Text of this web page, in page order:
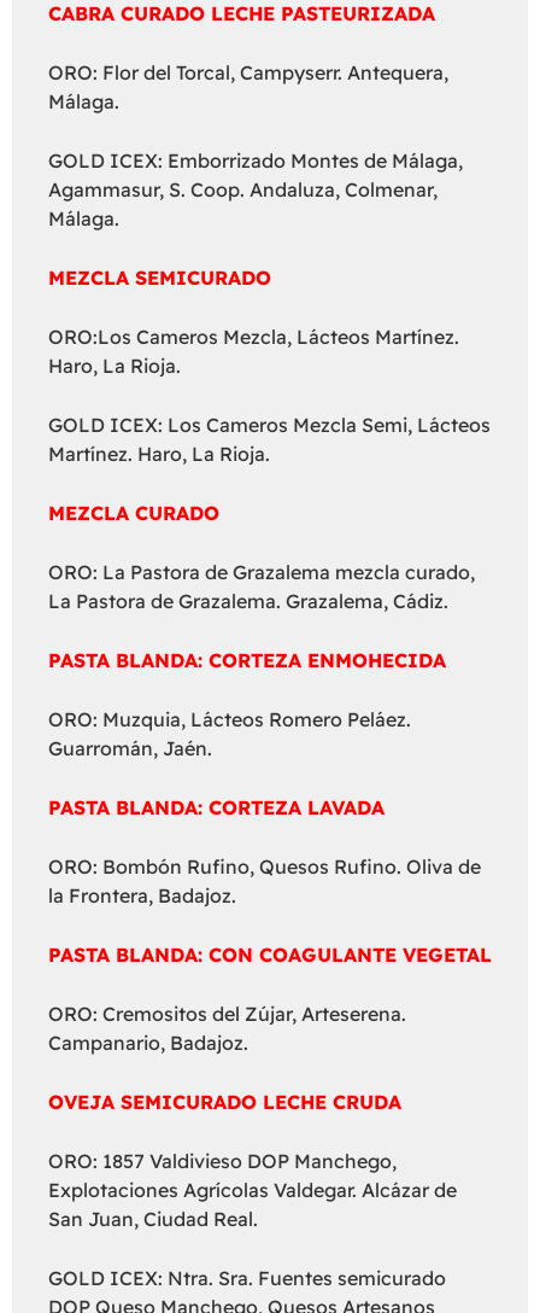
CABRA CURADO LECHE PASTEURIZADA
ORO: Flor del Torcal, Campyserr. Antequera,
Málaga.
GOLD ICEX: Emborrizado Montes de Málaga,
Agammasur, S. Coop. Andaluza, Colmenar,
Málaga.
MEZCLA SEMICURADO
ORO:Los Cameros Mezcla, Lácteos Martínez.
Haro, La Rioja.
GOLD ICEX: Los Cameros Mezcla Semi, Lácteos
Martínez. Haro, La Rioja.
MEZCLA CURADO
ORO: La Pastora de Grazalema mezcla curado,
La Pastora de Grazalema. Grazalema, Cádiz.
PASTA BLANDA: CORTEZA ENMOHECIDA
ORO: Muzquia, Lácteos Romero Peláez.
Guarromán, Jaén.
PASTA BLANDA: CORTEZA LAVADA
ORO: Bombón Rufino, Quesos Rufino. Oliva de
la Frontera, Badajoz.
PASTA BLANDA: CON COAGULANTE VEGETAL
ORO: Cremositos del Zújar, Arteserena.
Campanario, Badajoz.
OVEJA SEMICURADO LECHE CRUDA
ORO: 1857 Valdivieso DOP Manchego,
Explotaciones Agrícolas Valdegar. Alcázar de
San Juan, Ciudad Real.
GOLD ICEX: Ntra. Sra. Fuentes semicurado
DOP Queso Manchego, Quesos Artesanos